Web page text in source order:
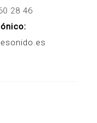
28 46